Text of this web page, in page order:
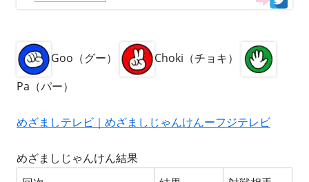
Goo（グー）
Choki（チョキ）
Pa（パー）
めざましテレビ｜めざましじゃんけんーフジテレビ
めざましじゃんけん結果